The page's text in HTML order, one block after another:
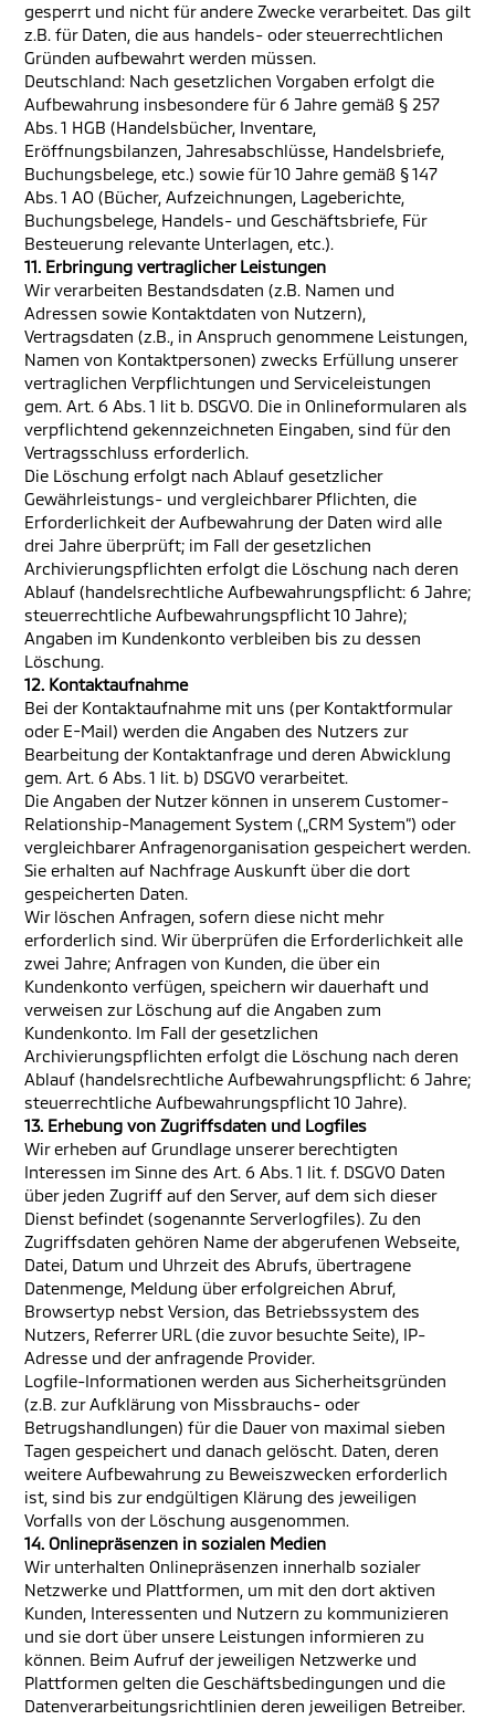
gesperrt und nicht für andere Zwecke verarbeitet. Das gilt
z.B. für Daten, die aus handels- oder steuerrechtlichen
Gründen aufbewahrt werden müssen.
Deutschland: Nach gesetzlichen Vorgaben erfolgt die
Aufbewahrung insbesondere für 6 Jahre gemäß § 257
Abs. 1 HGB (Handelsbücher, Inventare,
Eröffnungsbilanzen, Jahresabschlüsse, Handelsbriefe,
Buchungsbelege, etc.) sowie für 10 Jahre gemäß § 147
Abs. 1 AO (Bücher, Aufzeichnungen, Lageberichte,
Buchungsbelege, Handels- und Geschäftsbriefe, Für
Besteuerung relevante Unterlagen, etc.).
11. Erbringung vertraglicher Leistungen
Wir verarbeiten Bestandsdaten (z.B. Namen und
Adressen sowie Kontaktdaten von Nutzern),
Vertragsdaten (z.B., in Anspruch genommene Leistungen,
Namen von Kontaktpersonen) zwecks Erfüllung unserer
vertraglichen Verpflichtungen und Serviceleistungen
gem. Art. 6 Abs. 1 lit b. DSGVO. Die in Onlineformularen als
verpflichtend gekennzeichneten Eingaben, sind für den
Vertragsschluss erforderlich.
Die Löschung erfolgt nach Ablauf gesetzlicher
Gewährleistungs- und vergleichbarer Pflichten, die
Erforderlichkeit der Aufbewahrung der Daten wird alle
drei Jahre überprüft; im Fall der gesetzlichen
Archivierungspflichten erfolgt die Löschung nach deren
Ablauf (handelsrechtliche Aufbewahrungspflicht: 6 Jahre;
steuerrechtliche Aufbewahrungspflicht 10 Jahre);
Angaben im Kundenkonto verbleiben bis zu dessen
Löschung.
12. Kontaktaufnahme
Bei der Kontaktaufnahme mit uns (per Kontaktformular
oder E-Mail) werden die Angaben des Nutzers zur
Bearbeitung der Kontaktanfrage und deren Abwicklung
gem. Art. 6 Abs. 1 lit. b) DSGVO verarbeitet.
Die Angaben der Nutzer können in unserem Customer-
Relationship-Management System („CRM System“) oder
vergleichbarer Anfragenorganisation gespeichert werden.
Sie erhalten auf Nachfrage Auskunft über die dort
gespeicherten Daten.
Wir löschen Anfragen, sofern diese nicht mehr
erforderlich sind. Wir überprüfen die Erforderlichkeit alle
zwei Jahre; Anfragen von Kunden, die über ein
Kundenkonto verfügen, speichern wir dauerhaft und
verweisen zur Löschung auf die Angaben zum
Kundenkonto. Im Fall der gesetzlichen
Archivierungspflichten erfolgt die Löschung nach deren
Ablauf (handelsrechtliche Aufbewahrungspflicht: 6 Jahre;
steuerrechtliche Aufbewahrungspflicht 10 Jahre).
13. Erhebung von Zugriffsdaten und Logfiles
Wir erheben auf Grundlage unserer berechtigten
Interessen im Sinne des Art. 6 Abs. 1 lit. f. DSGVO Daten
über jeden Zugriff auf den Server, auf dem sich dieser
Dienst befindet (sogenannte Serverlogfiles). Zu den
Zugriffsdaten gehören Name der abgerufenen Webseite,
Datei, Datum und Uhrzeit des Abrufs, übertragene
Datenmenge, Meldung über erfolgreichen Abruf,
Browsertyp nebst Version, das Betriebssystem des
Nutzers, Referrer URL (die zuvor besuchte Seite), IP-
Adresse und der anfragende Provider.
Logfile-Informationen werden aus Sicherheitsgründen
(z.B. zur Aufklärung von Missbrauchs- oder
Betrugshandlungen) für die Dauer von maximal sieben
Tagen gespeichert und danach gelöscht. Daten, deren
weitere Aufbewahrung zu Beweiszwecken erforderlich
ist, sind bis zur endgültigen Klärung des jeweiligen
Vorfalls von der Löschung ausgenommen.
14. Onlinepräsenzen in sozialen Medien
Wir unterhalten Onlinepräsenzen innerhalb sozialer
Netzwerke und Plattformen, um mit den dort aktiven
Kunden, Interessenten und Nutzern zu kommunizieren
und sie dort über unsere Leistungen informieren zu
können. Beim Aufruf der jeweiligen Netzwerke und
Plattformen gelten die Geschäftsbedingungen und die
Datenverarbeitungsrichtlinien deren jeweiligen Betreiber.